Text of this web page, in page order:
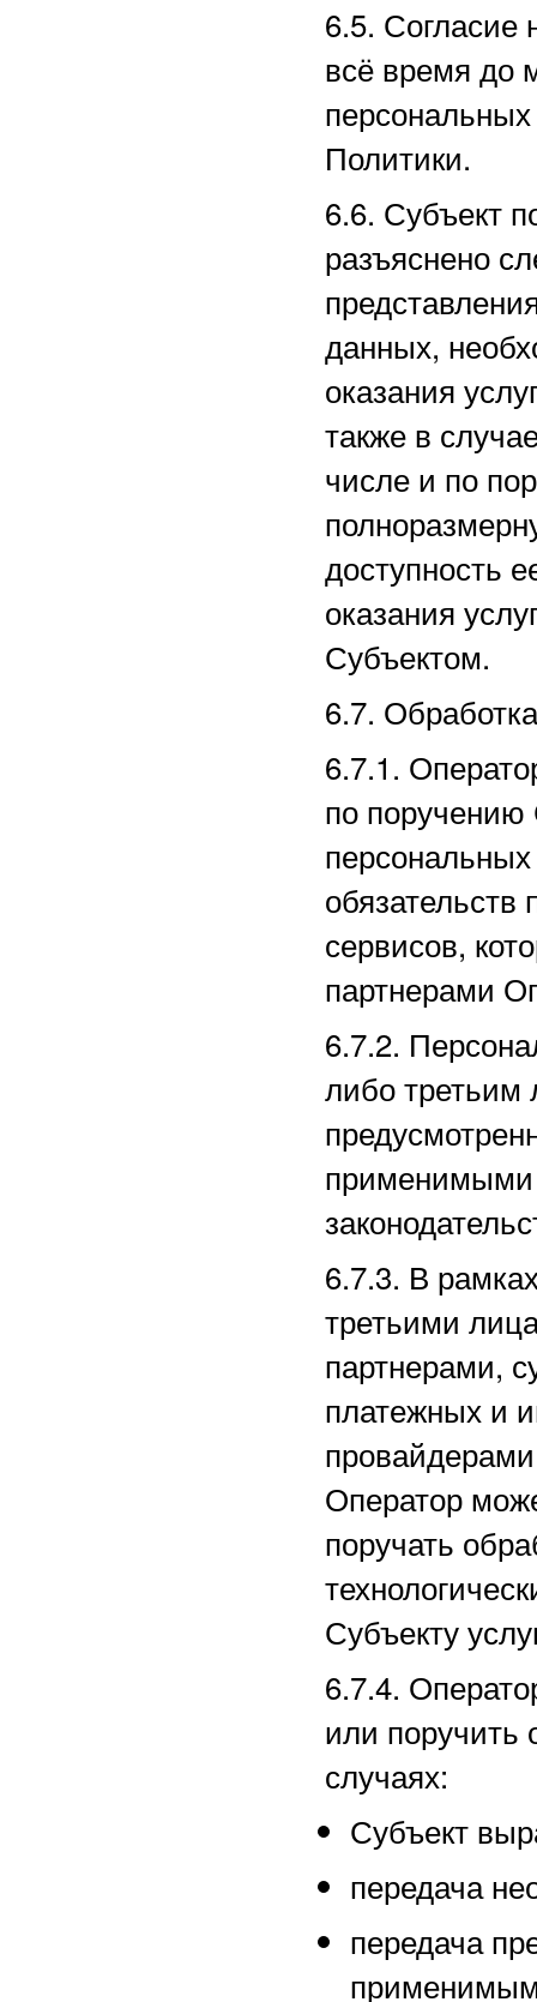
6.5. Согласие
всё время до
Политики.
6.6. Субъект
разъяснено
данных,
оказания
также в
числе и по
доступность
оказания
Субъектом.
6.7.
6.7.1.
по поручению
обязательств
сервисов,
партнерами
6.7.2.
либо третьим
6.7.3. В
третьими
партнерами,
платежных и
Оператор
поручать
Субъекту
6.7.4.
или поручить
случаях:
Субъект
передача
передача
применимым